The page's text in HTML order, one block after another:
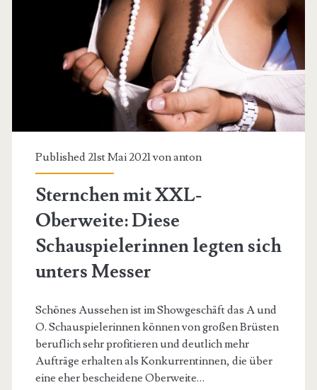
Published 21st Mai 2021 vonanton
Sternchen mit XXL-
Oberweite: Diese
Schauspielerinnen legten sich
unters Messer
Schönes Aussehen ist im Showgeschäft das A und
O. Schauspielerinnen können von großen Brüsten
beruflich sehr profitieren und deutlich mehr
Aufträge erhalten als Konkurrentinnen, die über
eine eher bescheidene Oberweite…